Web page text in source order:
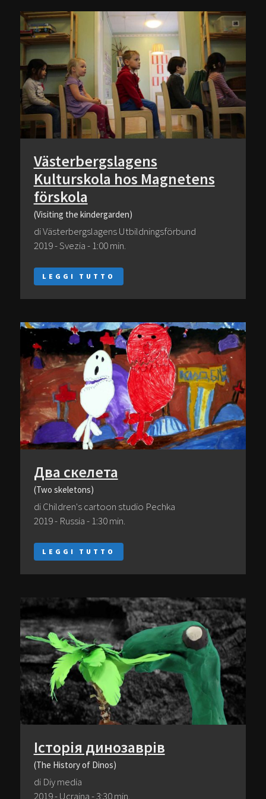
Västerbergslagens
Kulturskola hos Magnetens
förskola
(Visiting the kindergarden)
di Västerbergslagens Utbildningsförbund
2019 - Svezia - 1:00 min.
LEGGI TUTTO
Два скелета
(Two skeletons)
di Children's cartoon studio Pechka
2019 - Russia - 1:30 min.
LEGGI TUTTO
Історія динозаврів
(The History of Dinos)
di Diy media
2019 - Ucraina - 3:30 min.